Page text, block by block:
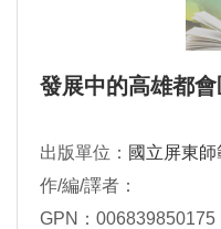
發展中的高雄都會
出版單位： 國立屏東師
作/編/譯者：
GPN：006839850175